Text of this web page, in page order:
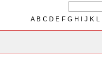
AB C D E F G H J K L